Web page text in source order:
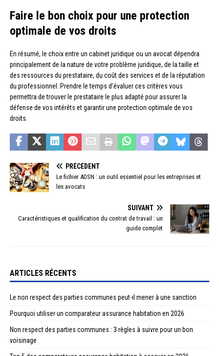
Faire le bon choix pour une protection
optimale de vos droits
En résumé, le choix entre un cabinet juridique ou un avocat dépendra
principalement de la nature de votre problème juridique, de la taille et
des ressources du prestataire, du coût des services et de la réputation
du professionnel. Prendre le temps d’évaluer ces critères vous
permettra de trouver le prestataire le plus adapté pour assurer la
défense de vos intérêts et garantir une protection optimale de vos
droits.
PRÉCÉDENT
Le fichier ADSN : un outil essentiel pour les entreprises et
les avocats
SUIVANT
Caractéristiques et qualification du contrat de travail : un
guide complet
ARTICLES RÉCENTS
Le non respect des parties communes peut-il mener à une sanction
Pourquoi utiliser un comparateur assurance habitation en 2026
Non respect des parties communes : 3 règles à suivre pour un bon
voisinage